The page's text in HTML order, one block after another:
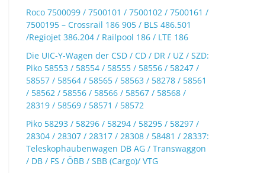
Roco 7500099 / 7500101 / 7500102 / 7500161 /
7500195 – Crossrail 186 905 / BLS 486.501
/Regiojet 386.204 / Railpool 186 / LTE 186
Die UIC-Y-Wagen der CSD / CD / DR / UZ / SZD:
Piko 58553 / 58554 / 58555 / 58556 / 58247 /
58557 / 58564 / 58565 / 58563 / 58278 / 58561
/ 58562 / 58556 / 58566 / 58567 / 58568 /
28319 / 58569 / 58571 / 58572
Piko 58293 / 58296 / 58294 / 58295 / 58297 /
28304 / 28307 / 28317 / 28308 / 58481 / 28337:
Teleskophaubenwagen DB AG / Transwaggon
/ DB / FS / ÖBB / SBB (Cargo)/ VTG